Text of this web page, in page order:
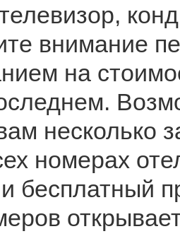
внимание
на
несколько
номерах
бесплатный